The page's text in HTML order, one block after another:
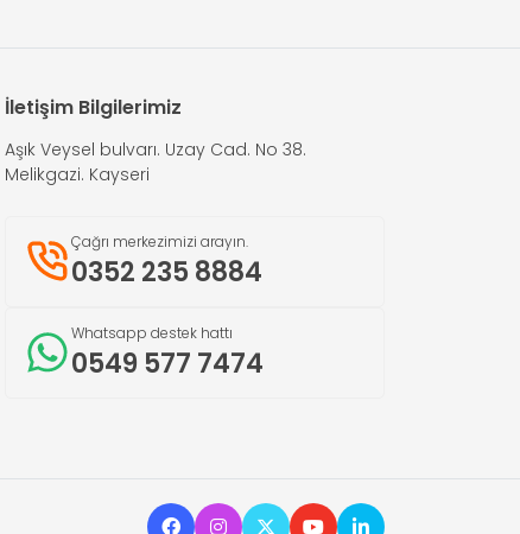
İletişim Bilgilerimiz
Aşık Veysel bulvarı. Uzay Cad. No 38.
Melikgazi. Kayseri
Çağrı merkezimizi arayın.
0352 235 8884
Whatsapp destek hattı
0549 577 7474